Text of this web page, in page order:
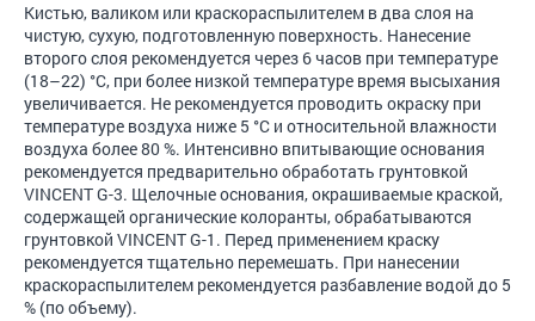
Кистью, валиком или краскораспылителем в два слоя на
чистую, сухую, подготовленную поверхность. Нанесение
второго слоя рекомендуется через 6 часов при температуре
(18–22) °С, при более низкой температуре время высыхания
увеличивается. Не рекомендуется проводить окраску при
температуре воздуха ниже 5 °С и относительной влажности
воздуха более 80 %. Интенсивно впитывающие основания
рекомендуется предварительно обработать грунтовкой
VINCENT G-3. Щелочные основания, окрашиваемые краской,
содержащей органические колоранты, обрабатываются
грунтовкой VINCENT G-1. Перед применением краску
рекомендуется тщательно перемешать. При нанесении
краскораспылителем рекомендуется разбавление водой до 5
% (по объему).